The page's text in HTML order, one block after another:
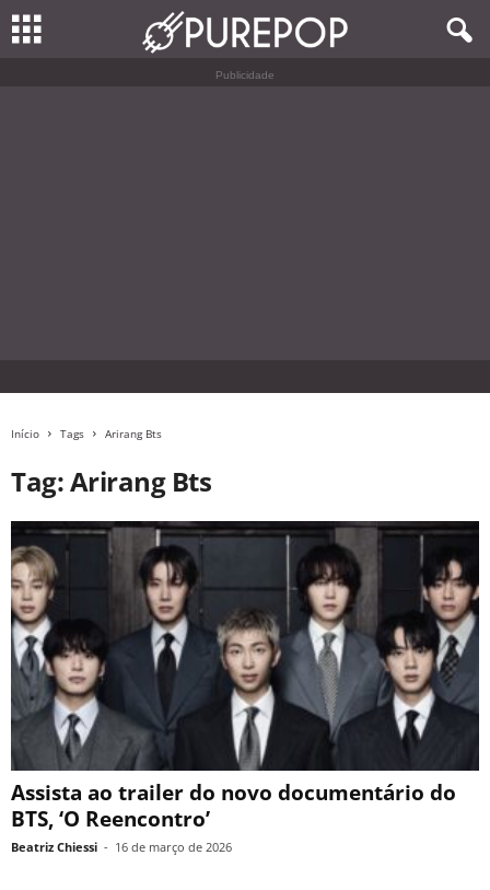
Publicidade
Início Tags Arirang Bts
Tag: Arirang Bts
Assista ao trailer do novo documentário do
BTS, ‘O Reencontro’
Beatriz Chiessi - 16 de março de 2026